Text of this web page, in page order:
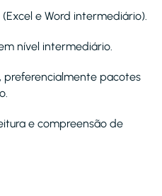
e Word intermediário).
nível intermediário.
preferencialmente pacotes
e compreensão de